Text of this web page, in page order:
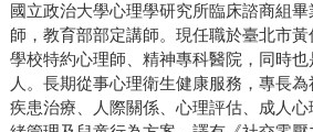
國立政治大學心理學研究所臨床諮商組
師，教育部部定講師。現任職於臺北市
學校特約心理師、精神專科醫院，同時
人。長期從事心理衛生健康服務，專長
疾患治療、人際關係、心理評估、成人